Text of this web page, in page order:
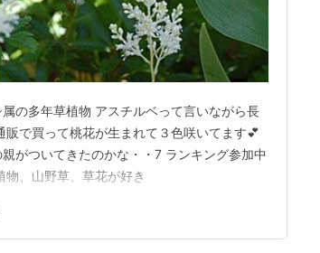
の多年草植物 アスチルベって言いながら長
で買って桃花が生まれて３色咲いてます💕
がついてきたのかな・・7 ランキング参加中
、山野草、草花が好き